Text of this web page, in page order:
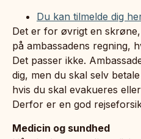
Du kan tilmelde dig
Det er for øvrigt en
på ambassadens regning,
Det passer ikke.
dig, men du skal selv
hvis du skal evakueres
Derfor er en god
Medicin og sundhed